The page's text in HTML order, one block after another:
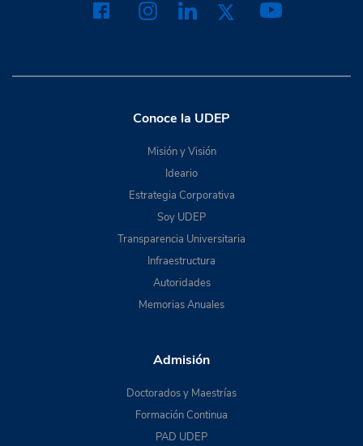
Conoce la UDEP
Misión y Visión
Ideario
Estrategia Corporativa
Soy UDEP
Transparencia Universitaria
Infraestructura
Autoridades
Memorias Anuales
Admisión
Doctorados y Maestrías
Formación Continua
PAD UDEP